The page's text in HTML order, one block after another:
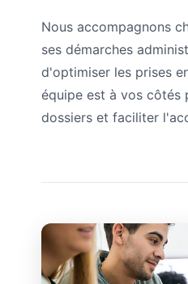
Nous accompagnons
ses démarches
d'optimiser les prises
équipe est à vos côtés
dossiers et faciliter